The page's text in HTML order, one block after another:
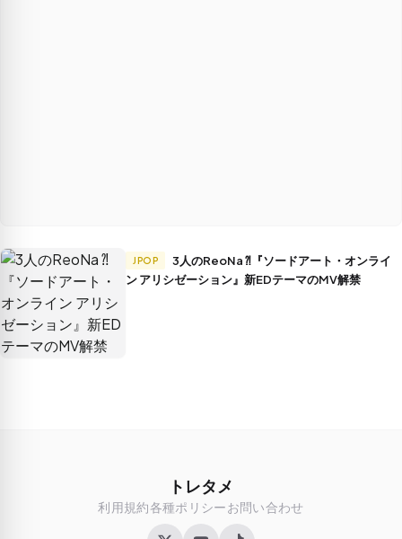
JPOP
ン アリシゼーション』新EDテーマのMV解禁
トレタメ
利用規約各種ポリシーお問い合わせ